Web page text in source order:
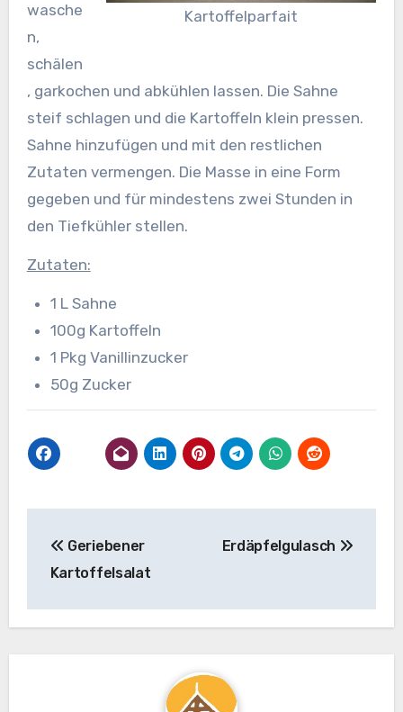
Kartoffelparfait
wasche
n,
schälen
, garkochen und abkühlen lassen. Die Sahne
steif schlagen und die Kartoffeln klein pressen.
Sahne hinzufügen und mit den restlichen
Zutaten vermengen. Die Masse in eine Form
gegeben und für mindestens zwei Stunden in
den Tiefkühler stellen.
Zutaten:
1 L Sahne
100g Kartoffeln
1 Pkg Vanillinzucker
50g Zucker
Geriebener
Kartoffelsalat
Erdäpfelgulasch